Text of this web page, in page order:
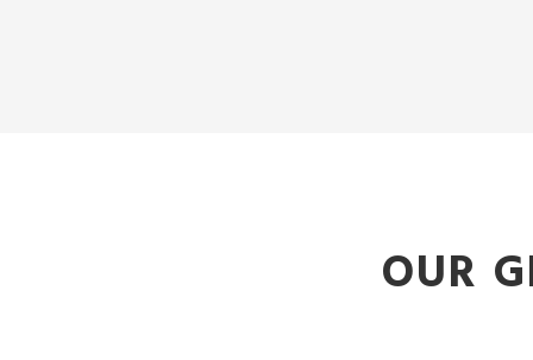
OUR